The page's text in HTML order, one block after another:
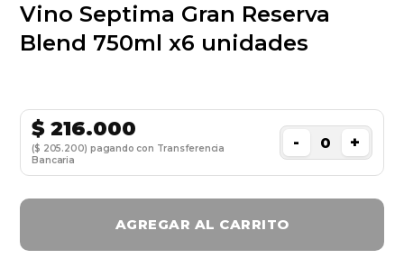
Vino Septima Gran Reserva
Blend 750ml x6 unidades
$216.000
($ 205.200) pagando con Transferencia
Bancaria
- +
AGREGAR AL CARRITO